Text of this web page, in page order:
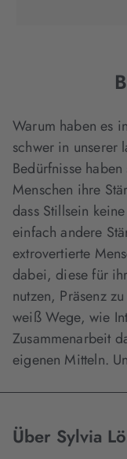
Warum haben es
schwer in unserer
Bedürfnisse
Menschen ihre
dass Stillsein
einfach andere
extrovertierte
dabei, diese für
nutzen, Präsenz
weiß Wege, wie
Zusammenarbeit
eigenen Mitteln.
Über Sylvia